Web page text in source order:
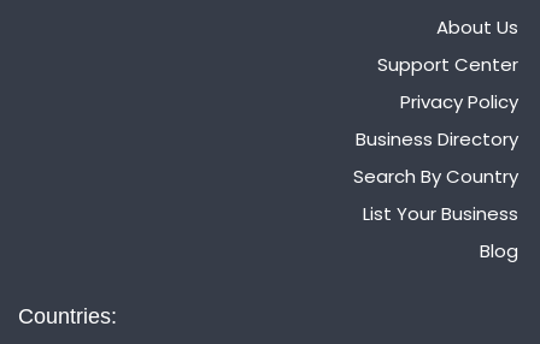
About Us
Support Center
Privacy Policy
Business Directory
Search By Country
List Your Business
Blog
Countries: